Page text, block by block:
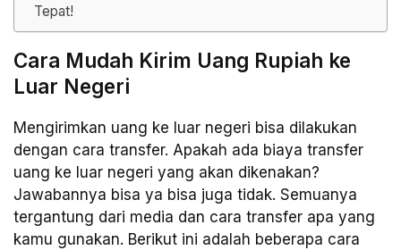
Tepat!
Cara Mudah Kirim Uang Rupiah ke
Luar Negeri
Mengirimkan uang ke luar negeri bisa dilakukan
dengan cara transfer. Apakah ada biaya transfer
uang ke luar negeri yang akan dikenakan?
Jawabannya bisa ya bisa juga tidak. Semuanya
tergantung dari media dan cara transfer apa yang
kamu gunakan. Berikut ini adalah beberapa cara